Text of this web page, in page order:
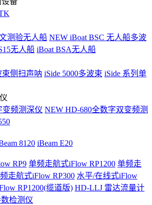
测验无人船 NEW iBoat BSC 无人船多波
无人船 iBoat BSA无人船
束侧扫声呐 iSide 5000多波束 iSide 系列单
变频测深仪 NEW HD-680全数字双变频测
8120 iBeam E20
RP9 单频走航式iFlow RP1200 单频走
走航式iFlow RP300 水平/在线式iFlow
RP1200(缆道版) HD-LLJ 雷达流量计
检测仪